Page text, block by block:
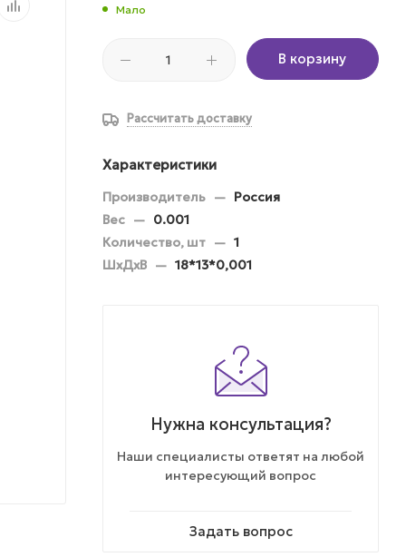
Мало
В корзину
Рассчитать доставку
Характеристики
Производитель — Россия
Вес — 0.001
Количество, шт — 1
ШхДхВ — 18*13*0,001
Нужна консультация?
Наши специалисты ответят на любой
интересующий вопрос
Задать вопрос